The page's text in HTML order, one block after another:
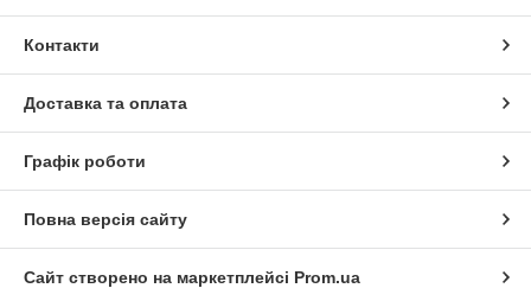
Контакти
Доставка та оплата
Графік роботи
Повна версія сайту
Сайт створено на маркетплейсі Prom.ua